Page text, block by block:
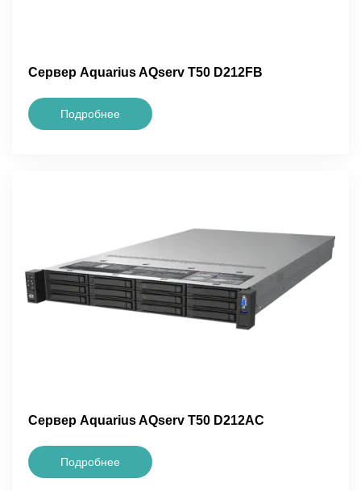
Сервер Aquarius AQserv T50 D212FB
Подробнее
Сервер Aquarius AQserv T50 D212AC
Подробнее